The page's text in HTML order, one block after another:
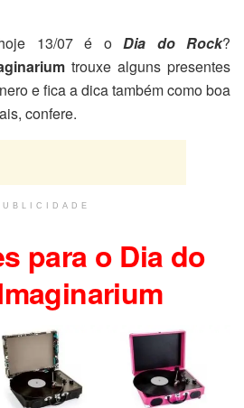
hoje 13/07 é oDia do Rock?
trouxe alguns presentes
e fica a dica também como boa
confere.
para o Dia do